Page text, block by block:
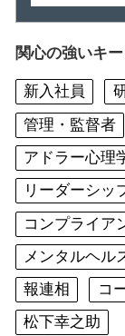
関心の強いキ
新入社員
管理・監督者
アドラー心理
リーダーシッ
コンプライア
メンタルヘル
報連相
コ
松下幸之助